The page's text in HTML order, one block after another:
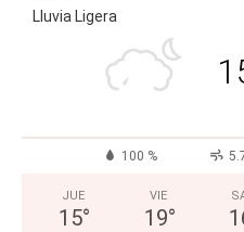
Lluvia Ligera
100 %
JUE
15°
VIE
19°